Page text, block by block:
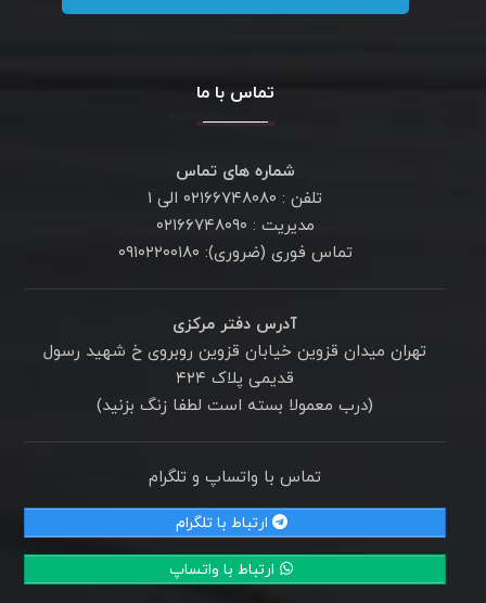
تماس با ما
شماره های تماس
تلفن : ۰۲۱۶۶۷۴۸۰۸۰ الی ۱
مدیریت : ۰۲۱۶۶۷۴۸۰۹۰
تماس فوری (ضروری): ۰۹۱۰۲۲۰۰۱۸۰
آدرس دفتر مرکزی
تهران میدان قزوین خیابان قزوین روبروی خ شهید رسول
قدیمی پلاک ۴۲۴
(درب معمولا بسته است لطفا زنگ بزنید)
تماس با واتساپ و تلگرام
ارتباط با تلگرام
ارتباط با واتساپ